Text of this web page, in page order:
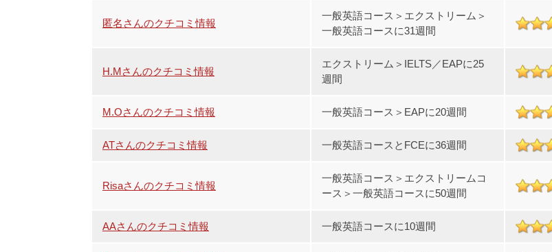
匿名さんのクチコミ情報
一般英語コース＞エクストリーム＞
一般英語コースに31週間
H.Mさんのクチコミ情報
エクストリーム＞IELTS／EAPに25
週間
M.Oさんのクチコミ情報 一般英語コース＞EAPに20週間
ATさんのクチコミ情報 一般英語コースとFCEに36週間
Risaさんのクチコミ情報
一般英語コース＞エクストリームコ
ース＞一般英語コースに50週間
AAさんのクチコミ情報 一般英語コースに10週間